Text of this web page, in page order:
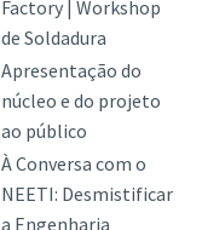
Factory | Workshop
de Soldadura
Apresentação do
núcleo e do projeto
ao público
À Conversa com o
NEETI: Desmistificar
a Engenharia